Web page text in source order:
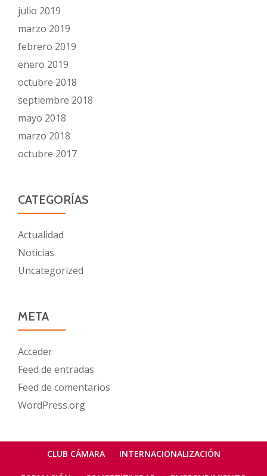
julio 2019
marzo 2019
febrero 2019
enero 2019
octubre 2018
septiembre 2018
mayo 2018
marzo 2018
octubre 2017
CATEGORÍAS
Actualidad
Noticias
Uncategorized
META
Acceder
Feed de entradas
Feed de comentarios
WordPress.org
MenúCLUB CÁMARA INTERNACIONALIZACIÓN